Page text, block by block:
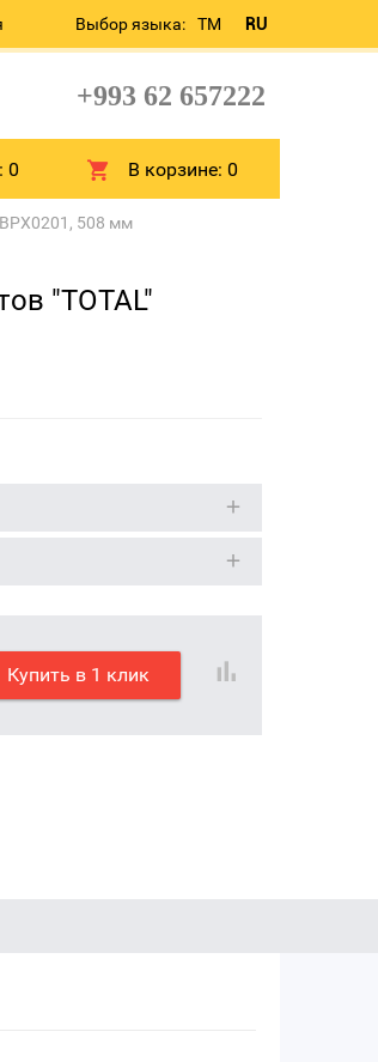
Выбор языка: TM RU
+993 62 657222
0 В корзине:0
508 мм
"TOTAL"
Купить в 1 клик